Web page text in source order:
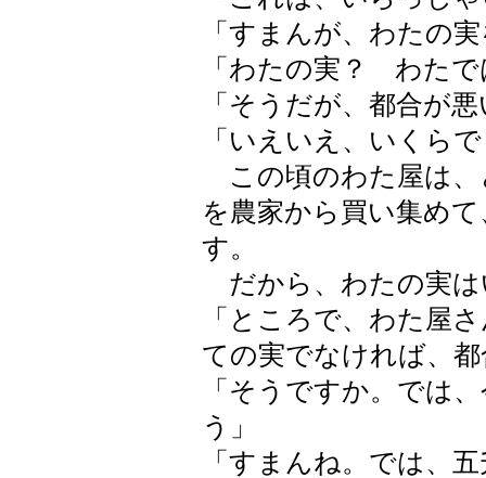
「すまんが、わたの
「わたの実？ わた
「そうだが、都合が
「いえいえ、いくら
この頃のわた屋は、
を農家から買い集め
す。
だから、わたの実は
「ところで、わた屋
ての実でなければ、
「そうですか。では
う」
「すまんね。では、